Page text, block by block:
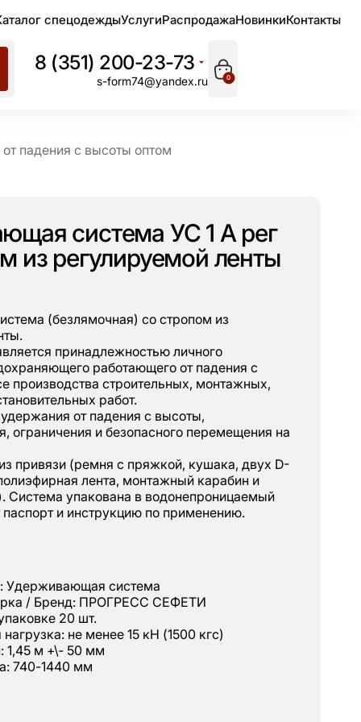
спецодеждыУслугиРаспродажаНовинкиКонтакты
8 (351) 200-23-73
s-form74@yandex.ru 0
падения с высоты оптом
система УС 1 А рег
из регулируемой ленты
(безлямочная) со стропом из
принадлежностью личного
работающего от падения с
производства строительных, монтажных,
работ.
от падения с высоты,
ограничения и безопасного перемещения на
привязи (ремня с пряжкой, кушака, двух D-
лента, монтажный карабин и
Система упакована в водонепроницаемый
и инструкцию по применению.
Удерживающая система
/ Бренд: ПРОГРЕСС СЕФЕТИ
20 шт.
не менее 15 кН (1500 кгс)
1,45 м +\- 50 мм
740-1440 мм